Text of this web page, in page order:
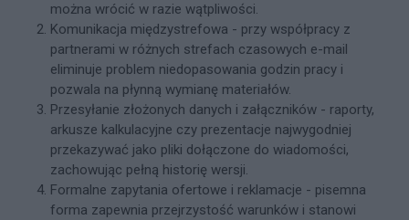
można wrócić w razie wątpliwości.
Komunikacja międzystrefowa - przy współpracy z
partnerami w różnych strefach czasowych e-mail
eliminuje problem niedopasowania godzin pracy i
pozwala na płynną wymianę materiałów.
Przesyłanie złożonych danych i załączników - raporty,
arkusze kalkulacyjne czy prezentacje najwygodniej
przekazywać jako pliki dołączone do wiadomości,
zachowując pełną historię wersji.
Formalne zapytania ofertowe i reklamacje - pisemna
forma zapewnia przejrzystość warunków i stanowi